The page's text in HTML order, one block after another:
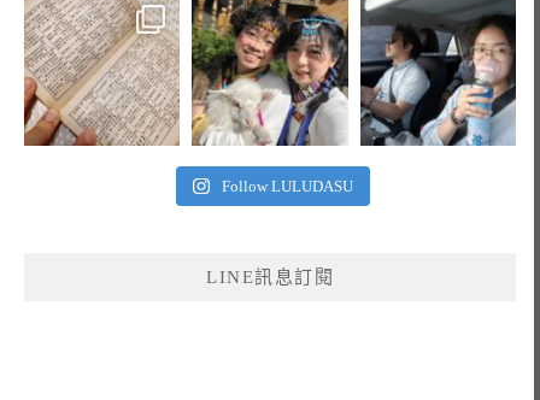
Follow LULUDASU
LINE訊息訂閱